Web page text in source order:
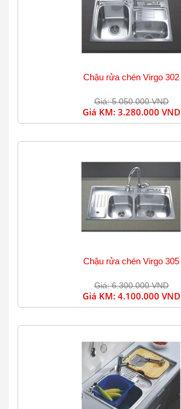
Chậu rửa chén Virgo 302
Giá: 5.050.000 VND
Giá KM: 3.280.000 VND
Chậu rửa chén Virgo 305
Giá: 6.300.000 VND
Giá KM: 4.100.000 VND